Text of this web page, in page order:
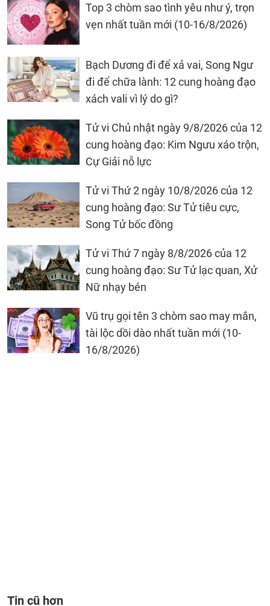
Top 3 chòm sao tình yêu như ý, trọn
vẹn nhất tuần mới (10-16/8/2026)
Bạch Dương đi để xả vai, Song Ngư
đi để chữa lành: 12 cung hoàng đạo
xách vali vì lý do gì?
Tử vi Chủ nhật ngày 9/8/2026 của 12
cung hoàng đạo: Kim Ngưu xáo trộn,
Cự Giải nỗ lực
Tử vi Thứ 2 ngày 10/8/2026 của 12
cung hoàng đạo: Sư Tử tiêu cực,
Song Tử bốc đồng
Tử vi Thứ 7 ngày 8/8/2026 của 12
cung hoàng đạo: Sư Tử lạc quan, Xử
Nữ nhạy bén
Vũ trụ gọi tên 3 chòm sao may mắn,
tài lộc dồi dào nhất tuần mới (10-
16/8/2026)
Tin cũ hơn